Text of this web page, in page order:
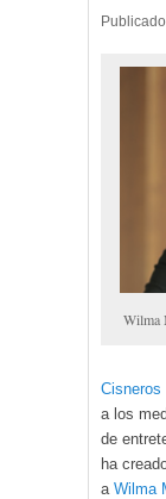
Wilma
Cisneros
a los
de
ha
a Wilma